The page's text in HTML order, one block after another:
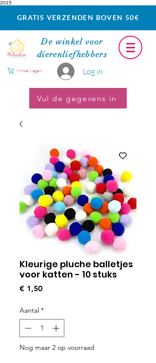
2015
GRATIS VERZENDEN BOVEN 50€
De winkel voor
dierenliefhebbers
Log in
Winkelwagen
Vul de gegevens in
Kleurige pluche balletjes
voor katten - 10 stuks
€ 1,50Prijs
Aantal *
Nog maar 2 op voorraad